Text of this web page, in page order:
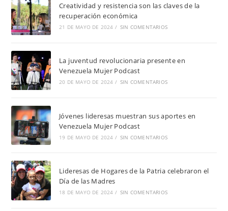
Creatividad y resistencia son las claves de la
recuperación económica
21 DE MAYO DE 2024 / SIN COMENTARIOS
La juventud revolucionaria presente en
Venezuela Mujer Podcast
20 DE MAYO DE 2024 / SIN COMENTARIOS
Jóvenes lideresas muestran sus aportes en
Venezuela Mujer Podcast
19 DE MAYO DE 2024 / SIN COMENTARIOS
Lideresas de Hogares de la Patria celebraron el
Día de las Madres
18 DE MAYO DE 2024 / SIN COMENTARIOS